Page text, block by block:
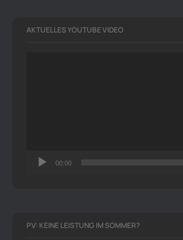
AKTUELLES YOUTUBE VIDEO
00:00
PV: KEINE LEISTUNG IM SOMMER?